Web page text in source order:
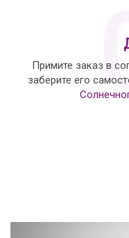
Примите заказ в
заберите его